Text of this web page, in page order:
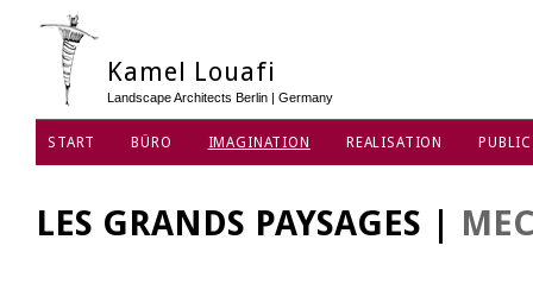
Kamel Louafi
Landscape Architects Berlin | Germany
START BÜRO IMAGINATION REALISATION
LES GRANDS PAYSAGES